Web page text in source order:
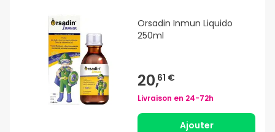
Orsadin Inmun Liquido
250ml
20,61 €
Livraison en 24-72h
Ajouter